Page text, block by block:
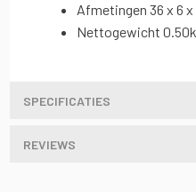
Afmetingen 36 x 6 x
Nettogewicht
SPECIFICATIES
REVIEWS